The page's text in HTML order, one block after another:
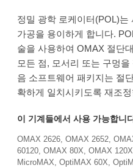
정밀 광학 로케이터(POL)는
가공을 용이하게 합니다.
술을 사용하여 OMAX 절단
모든 점, 모서리 또는 구멍
음 소프트웨어 패키지는 절
확하게 일치시키도록 재조
이 기계들에서 사용 가능합니
OMAX 2626, OMAX 2652,
60120, OMAX 80X, OMAX
MicroMAX, OptiMAX 60X,